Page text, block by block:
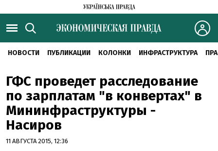
НОВОСТИ ПУБЛИКАЦИИ КОЛОНКИ ИНФРАСТРУКТУРА
ГФС проведет расследование
по зарплатам "в конвертах" в
Мининфраструктуры -
Насиров
11 АВГУСТА 2015, 12:36